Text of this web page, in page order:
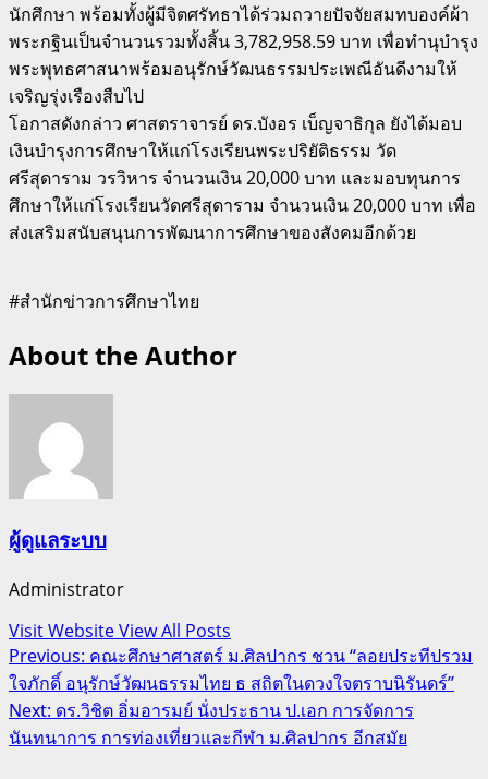
นักศึกษา พร้อมทั้งผู้มีจิตศรัทธาได้ร่วมถวายปัจจัยสมทบองค์ผ้า
พระกฐินเป็นจำนวนรวมทั้งสิ้น 3,782,958.59 บาท เพื่อทำนุบำรุง
พระพุทธศาสนาพร้อมอนุรักษ์วัฒนธรรมประเพณีอันดีงามให้
เจริญรุ่งเรืองสืบไป
โอกาสดังกล่าว ศาสตราจารย์ ดร.บังอร เบ็ญจาธิกุล ยังได้มอบ
เงินบำรุงการศึกษาให้แก่โรงเรียนพระปริยัติธรรม วัด
ศรีสุดาราม วรวิหาร จำนวนเงิน 20,000 บาท และมอบทุนการ
ศึกษาให้แก่โรงเรียนวัดศรีสุดาราม จำนวนเงิน 20,000 บาท เพื่อ
ส่งเสริมสนับสนุนการพัฒนาการศึกษาของสังคมอีกด้วย
#สำนักข่าวการศึกษาไทย
About the Author
ผู้ดูแลระบบ
Administrator
Visit WebsiteView All Posts
Post
navigation
Previous: คณะศึกษาศาสตร์ ม.ศิลปากร ชวน “ลอยประทีปรวม
ใจภักดิ์ อนุรักษ์วัฒนธรรมไทย ธ สถิตในดวงใจตราบนิรันดร์”
Next: ดร.วิชิต อิ่มอารมย์ นั่งประธาน ป.เอก การจัดการ
นันทนาการ การท่องเที่ยวและกีฬา ม.ศิลปากร อีกสมัย